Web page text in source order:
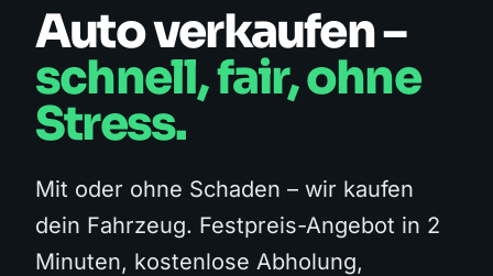
Auto verkaufen –
schnell, fair, ohne
Stress.
Mit oder ohne Schaden – wir kaufen
dein Fahrzeug. Festpreis-Angebot in 2
Minuten, kostenlose Abholung,